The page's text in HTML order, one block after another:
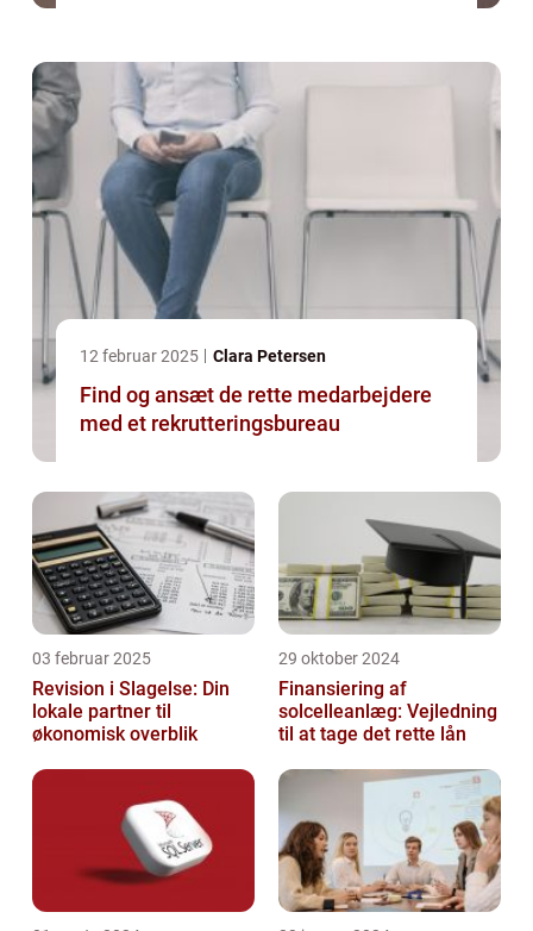
12 februar 2025 Clara Petersen
Find og ansæt de rette medarbejdere
med et rekrutteringsbureau
03 februar 2025
Revision i Slagelse: Din
lokale partner til
økonomisk overblik
29 oktober 2024
Finansiering af
solcelleanlæg: Vejledning
til at tage det rette lån